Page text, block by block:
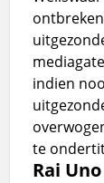
indien
te
Rai